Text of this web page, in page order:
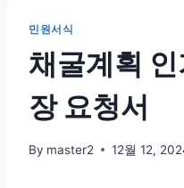
민원서식
채굴계획
장 요청서
By master2 12월 12,